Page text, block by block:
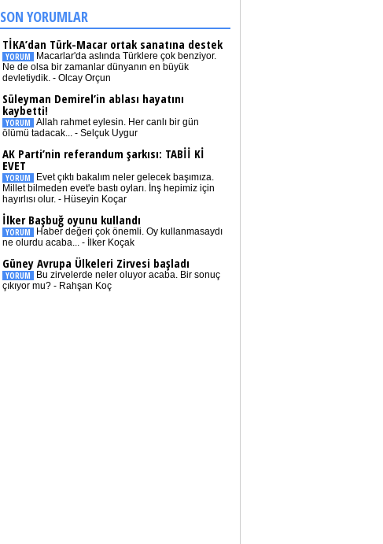
SON YORUMLAR
TİKA’dan Türk-Macar ortak sanatına destek
YORUM
Macarlar'da aslında Türklere çok benziyor.
Ne de olsa bir zamanlar dünyanın en büyük
devletiydik. - Olcay Orçun
Süleyman Demirel’in ablası hayatını
kaybetti!
YORUM Allah rahmet eylesin. Her canlı bir gün
ölümü tadacak... - Selçuk Uygur
AK Parti’nin referandum şarkısı: TABİİ Kİ
EVET
YORUM
Evet çıktı bakalım neler gelecek başımıza.
Millet bilmeden evet'e bastı oyları. İnş hepimiz için
hayırlısı olur. - Hüseyin Koçar
İlker Başbuğ oyunu kullandı
YORUM
Haber değeri çok önemli. Oy kullanmasaydı
ne olurdu acaba... - İlker Koçak
Güney Avrupa Ülkeleri Zirvesi başladı
YORUM
Bu zirvelerde neler oluyor acaba. Bir sonuç
çıkıyor mu? - Rahşan Koç